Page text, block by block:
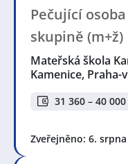
Pečující
skupině (m+ž)
Mateřská škola
Kamenice, Praha-
31 360 – 40 000
Zveřejněno: 6. srpna